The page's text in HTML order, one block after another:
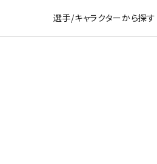
選手/キャラクターから探す